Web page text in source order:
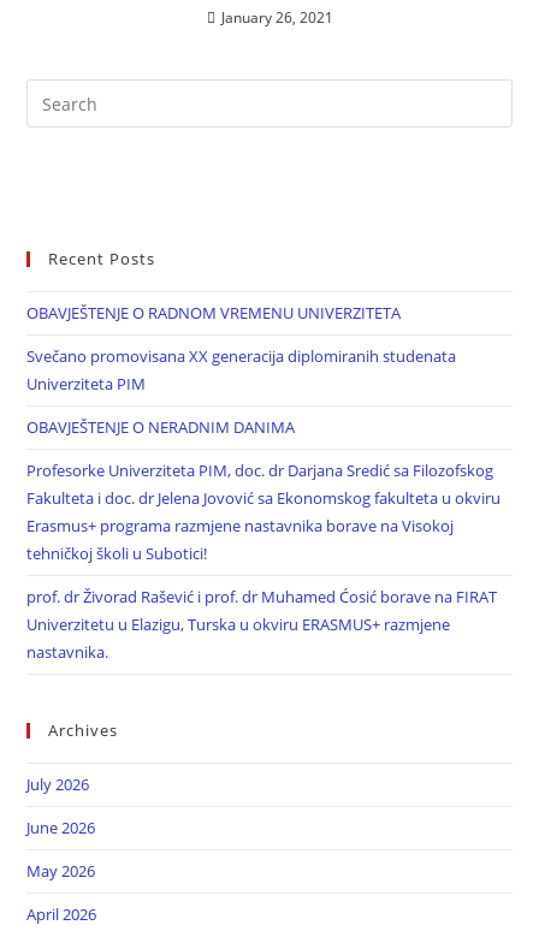
January 26, 2021
Recent Posts
OBAVJEŠTENJE O RADNOM VREMENU UNIVERZITETA
Svečano promovisana XX generacija diplomiranih studenata
Univerziteta PIM
OBAVJEŠTENJE O NERADNIM DANIMA
Profesorke Univerziteta PIM, doc. dr Darjana Sredić sa Filozofskog
Fakulteta i doc. dr Jelena Jovović sa Ekonomskog fakulteta u okviru
Erasmus+ programa razmjene nastavnika borave na Visokoj
tehničkoj školi u Subotici!
prof. dr Živorad Rašević i prof. dr Muhamed Ćosić borave na FIRAT
Univerzitetu u Elazigu, Turska u okviru ERASMUS+ razmjene
nastavnika.
Archives
July 2026
June 2026
May 2026
April 2026